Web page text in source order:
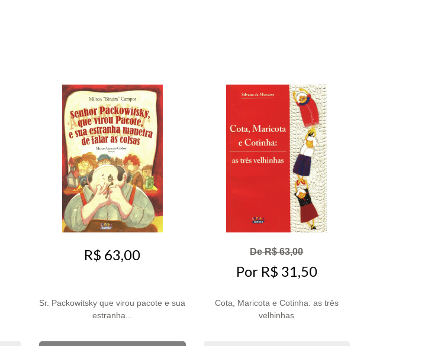
R$ 63,00
Sr. Packowitsky que virou pacote e sua
estranha...
De R$ 63,00
Por R$ 31,50
Cota, Maricota e Cotinha: as três
velhinhas